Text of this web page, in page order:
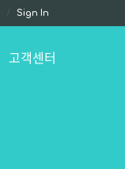
Sign In
고객센터